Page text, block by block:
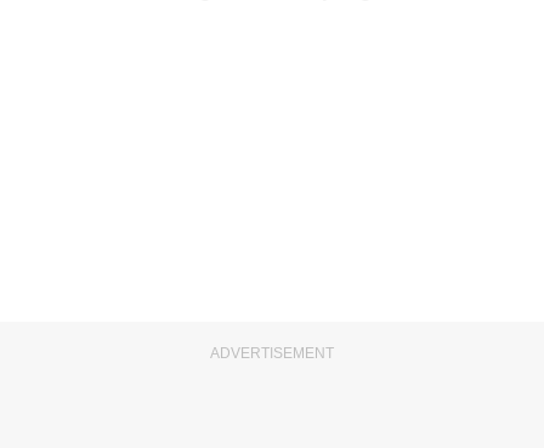
ADVERTISEMENT